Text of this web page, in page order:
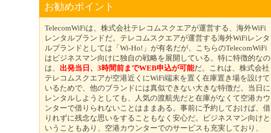
お勧めポイント
TelecomWiFiは、株式会社テレコムスクエアが運営する、海外WiFi
レンタルブランドだ。テレコムスクエアが運営する海外WiFiレンタ
ルブランドとしては「Wi-Ho!」が有名だが、こちらのTelecomWiFi
はビジネスマン向けに独自の戦略を展開している。特に特徴的なの
は、 出発当日、3時間前までWEB申込が可能だ。これは、株式会社
テレコムスクエアが空港近くにWiFi端末を置く在庫置き場を設けて
いるためで、他のブランドには真似できない大きな特徴だ。当日に
レンタルしようとしても、人気の渡航先だと在庫がなくて空港カウ
ンターで借りられないことはままある。事前に予約しておけば、借
りれずに残念な思いをすることもなく安心だ。ビジネスマン向けと
いうこともあり、空港カウンターでのサービスも充実しており、